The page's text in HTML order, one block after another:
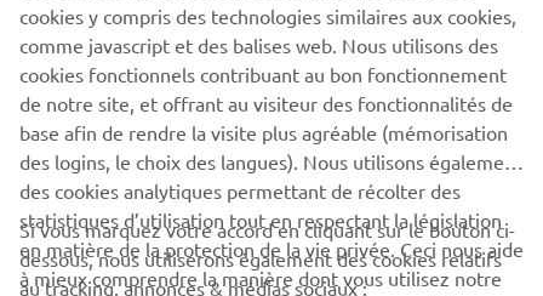
Conduisez toujours prudemment et respectez la
législation routière locale.
CORPORATE
BUSINESS
cookies y compris des technologies similaires aux cookies,
comme javascript et des balises web. Nous utilisons des
cookies fonctionnels contribuant au bon fonctionnement
de notre site, et offrant au visiteur des fonctionnalités de
base afin de rendre la visite plus agréable (mémorisation
des logins, le choix des langues). Nous utilisons également
des cookies analytiques permettant de récolter des
statistiques d’utilisation tout en respectant la législation
en matière de la protection de la vie privée. Ceci nous aide
à mieux comprendre la manière dont vous utilisez notre
Si vous marquez votre accord en cliquant sur le bouton ci-
dessous, nous utiliserons également des cookies relatifs
au tracking, annonces & médias sociaux :